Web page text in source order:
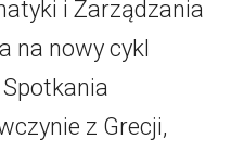
i Zarządzania
na nowy cykl
z Grecji,